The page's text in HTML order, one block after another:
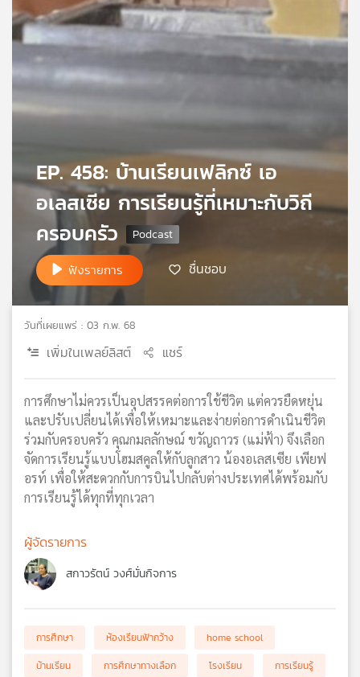
และ
กิจกรรม
กับ
เรา
เครือ
แผนที่
ข่าย
EP. 458: บ้านเรียนเฟลิกซ์ เอ
อเลสเซีย การเรียนรู้ที่เหมาะกับวิถี
ครอบครัว
ฟังรายการ ชื่นชอบ
วันที่เผยแพร่ : 03 ก.พ. 68
เพิ่มในเพลย์ลิสต์ แชร์
การศึกษาไม่ควรเป็นอุปสรรคต่อการใช้ชีวิต แต่ควรยืดหยุ่น
และปรับเปลี่ยนได้เพื่อให้เหมาะและง่ายต่อการดำเนินชีวิต
ร่วมกับครอบครัว คุณกมลลักษณ์ ขวัญถาวร (แม่ฟ้า) จึงเลือก
จัดการเรียนรู้แบบโฮมสคูลให้กับลูกสาว น้องอเลสเซีย เพียฟ
อรท์ เพื่อให้สะดวกกับการบินไปกลับต่างประเทศได้พร้อมกับ
การเรียนรู้ได้ทุกที่ทุกเวลา
ผู้จัดรายการ
สกาวรัตน์ วงศ์มั่นกิจการ
การศึกษา ห้องเรียนฟ้ากว้าง
home school
บ้านเรียน
การศึกษาทางเลือก โรงเรียน
การเรียนรู้